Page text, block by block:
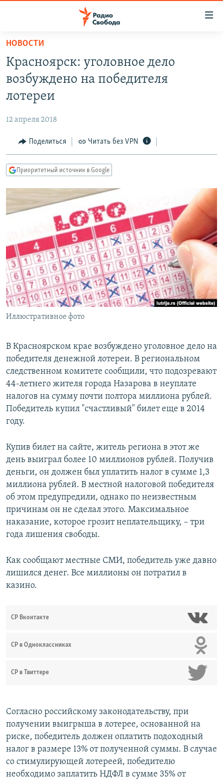
упрощенного
доступа
Вернуться
основному
Вернутся
Вернутся
поиску
ПОДКАСТЫ
АВТОРСКИЕ ПРОЕКТЫ
МНЕНИЯ
КУЛЬТУРА
КАВКАЗ.РЕАЛИИ
СЕВЕР.РЕАЛИИ
СИБИРЬ.РЕАЛИИ
РАСПИСАНИЕ ВЕЩАНИЯ
ПОДПИШИТЕСЬ НА РАССЫЛКУ
СОЦИАЛЬНЫЕ СЕТИ
Все сайты РСЕ/РС
НОВОСТИ
Красноярск: уголовное дело
возбуждено на победителя
лотереи
12 апреля 2018
Поделиться Читать без VPN
Приоритетный источник в Google
Иллюстративное фото
В Красноярском крае возбуждено уголовное дело на
победителя денежной лотереи. В региональном
следственном комитете сообщили, что подозревают
44-летнего жителя города Назарова в неуплате
налогов на сумму почти полтора миллиона рублей.
Победитель купил "счастливый" билет еще в 2014
году.
Купив билет на сайте, житель региона в этот же
день выиграл более 10 миллионов рублей. Получив
деньги, он должен был уплатить налог в сумме 1,3
миллиона рублей. В местной налоговой победителя
об этом предупредили, однако по неизвестным
причинам он не сделал этого. Максимальное
наказание, которое грозит неплательщику, – три
года лишения свободы.
Как сообщают местные СМИ, победитель уже давно
лишился денег. Все миллионы он потратил в
казино.
СР Вконтакте
СР в Одноклассниках
СР в Твиттере
Согласно российскому законодательству, при
получении выигрыша в лотерее, основанной на
риске, победитель должен оплатить подоходный
налог в размере 13% от полученной суммы. В случае
со стимулирующей лотереей, победителю
необходимо заплатить НДФЛ в сумме 35% от